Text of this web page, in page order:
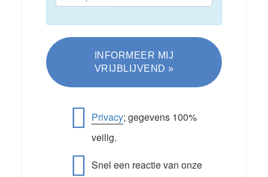
Privacy; gegevens 100%
veilig.
Snel een reactie van onze